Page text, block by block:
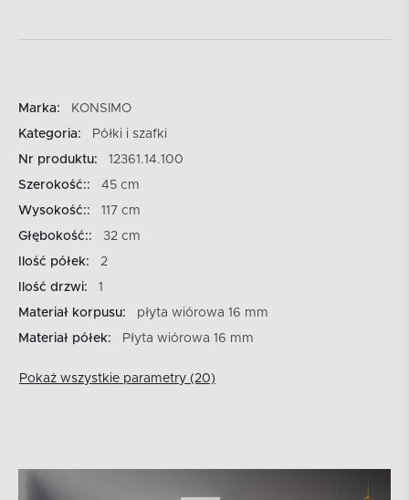
Marka:
KONSIMO
Kategoria:
Półki i szafki
Nr produktu:
12361.14.100
Szerokość::
45 cm
Wysokość::
117 cm
Głębokość::
32 cm
Ilość półek:
2
Ilość drzwi:
1
Materiał korpusu:
płyta wiórowa 16 mm
Materiał półek:
Płyta wiórowa 16 mm
Pokaż wszystkie parametry (20)